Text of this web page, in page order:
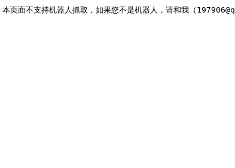
支持机器人抓取，如果您不是机器人，请和我（